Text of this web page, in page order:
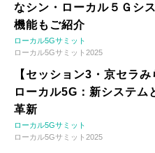
なシン・ローカル５Ｇシ
機能もご紹介
ローカル5Gサミット
ローカル5Gサミット2025
【セッション3・京セラ
ローカル5G：新システム
革新
ローカル5Gサミット
ローカル5Gサミット2025